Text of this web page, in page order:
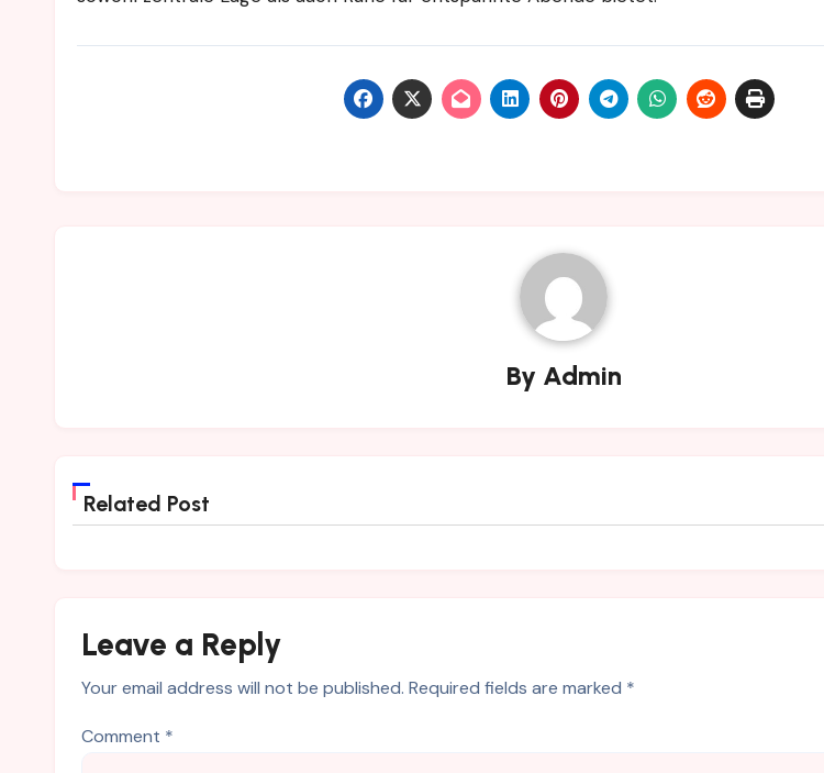
By Admin
Related Post
Leave a Reply
Your email address will not be published. Required fields are marked *
Comment *